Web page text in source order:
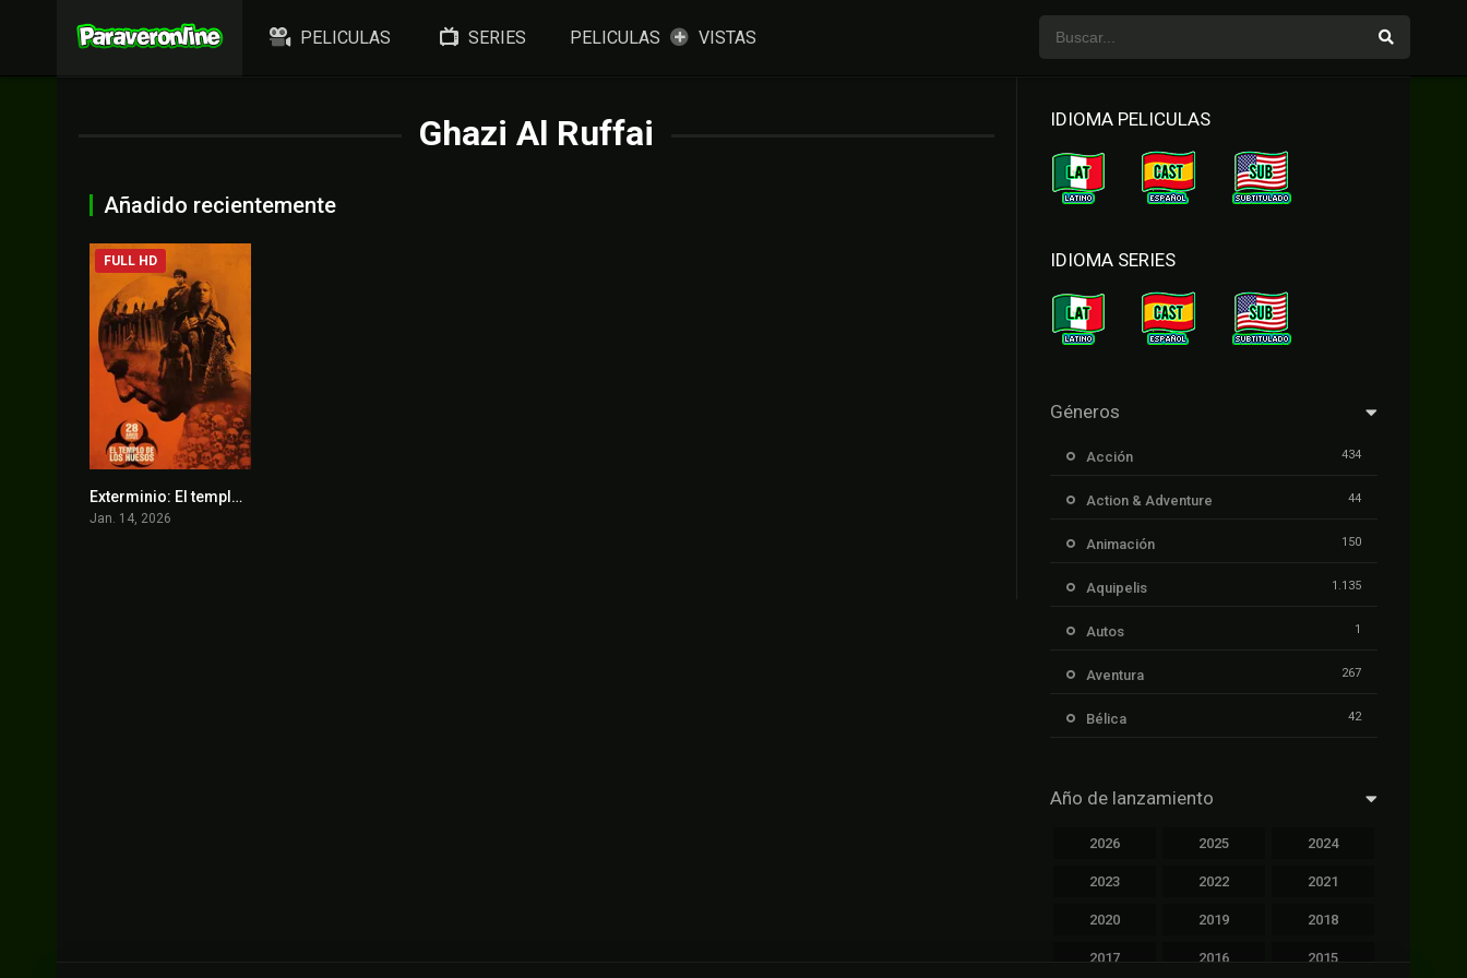
PELICULAS SERIES PELICULAS VISTAS
Ghazi Al Ruffai
Añadido recientemente
7.7
FULL HD
Exterminio: El templo de huesos
Jan. 14, 2026
IDIOMA PELICULAS
IDIOMA SERIES
Géneros
Acción 434
Action & Adventure 44
Animación 150
Aquipelis 1.135
Autos 1
Aventura 267
Bélica 42
Cinecalidad
Cinetux 1.139
Año de lanzamiento
2026 2025 2024
2023 2022 2021
2020 2019 2018
2017 2016 2015